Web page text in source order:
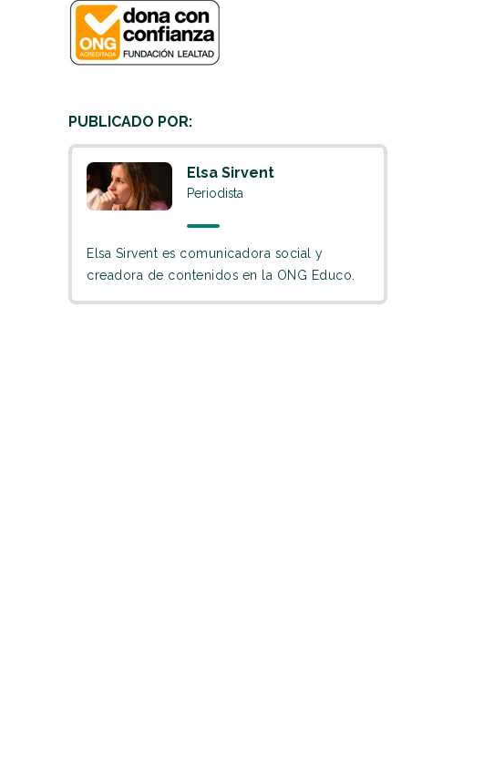
PUBLICADO POR:
Elsa Sirvent
Periodista
Elsa Sirvent es comunicadora social y
creadora de contenidos en la ONG Educo.